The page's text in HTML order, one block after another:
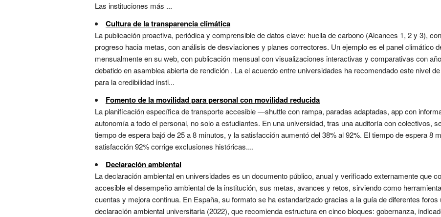
Las instituciones más ...
Cultura de la transparencia climática
La publicación proactiva, periódica y comprensible de datos clave: huella de carbono (Alcances 1, 2 y 3),
progreso hacia metas, con análisis de desviaciones y planes correctores. Un ejemplo es el panel climático
mensualmente en su web, con publicación mensual con visualizaciones interactivas y comparativas con
debatido en asamblea abierta de rendición . La el acuerdo entre universidades ha recomendado este nivel
para la credibilidad insti...
Fomento de la movilidad para personal con movilidad reducida
La planificación específica de transporte accesible —shuttle con rampa, paradas adaptadas, app con
autonomía a todo el personal, no solo a estudiantes. En una universidad, tras una auditoría con colectivos,
tiempo de espera bajó de 25 a 8 minutos, y la satisfacción aumentó del 38% al 92%. El tiempo de espera 8
satisfacción 92% corrige exclusiones históricas....
Declaración ambiental
La declaración ambiental en universidades es un documento público, anual y verificado externamente que
accesible el desempeño ambiental de la institución, sus metas, avances y retos, sirviendo como
cuentas y mejora continua. En España, su formato se ha estandarizado gracias a la guía de diferentes
declaración ambiental universitaria (2022), que recomienda estructura en cinco bloques: gobernanza,